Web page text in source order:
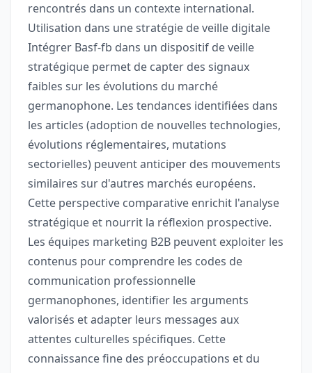
rencontrés dans un contexte international.
Utilisation dans une stratégie de veille digitale
Intégrer Basf-fb dans un dispositif de veille
stratégique permet de capter des signaux
faibles sur les évolutions du marché
germanophone. Les tendances identifiées dans
les articles (adoption de nouvelles technologies,
évolutions réglementaires, mutations
sectorielles) peuvent anticiper des mouvements
similaires sur d'autres marchés européens.
Cette perspective comparative enrichit l'analyse
stratégique et nourrit la réflexion prospective.
Les équipes marketing B2B peuvent exploiter les
contenus pour comprendre les codes de
communication professionnelle
germanophones, identifier les arguments
valorisés et adapter leurs messages aux
attentes culturelles spécifiques. Cette
connaissance fine des préoccupations et du